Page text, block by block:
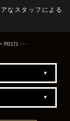
なスタッフによる
PD171 ･･･